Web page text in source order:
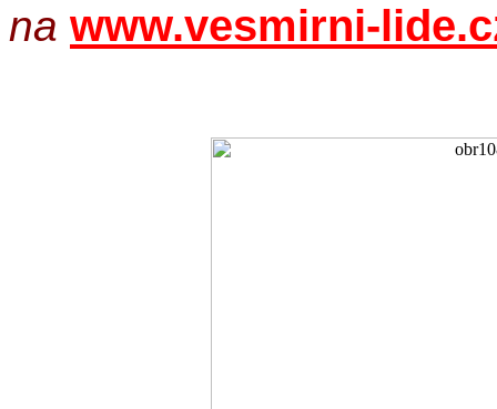
na www.vesmirni-